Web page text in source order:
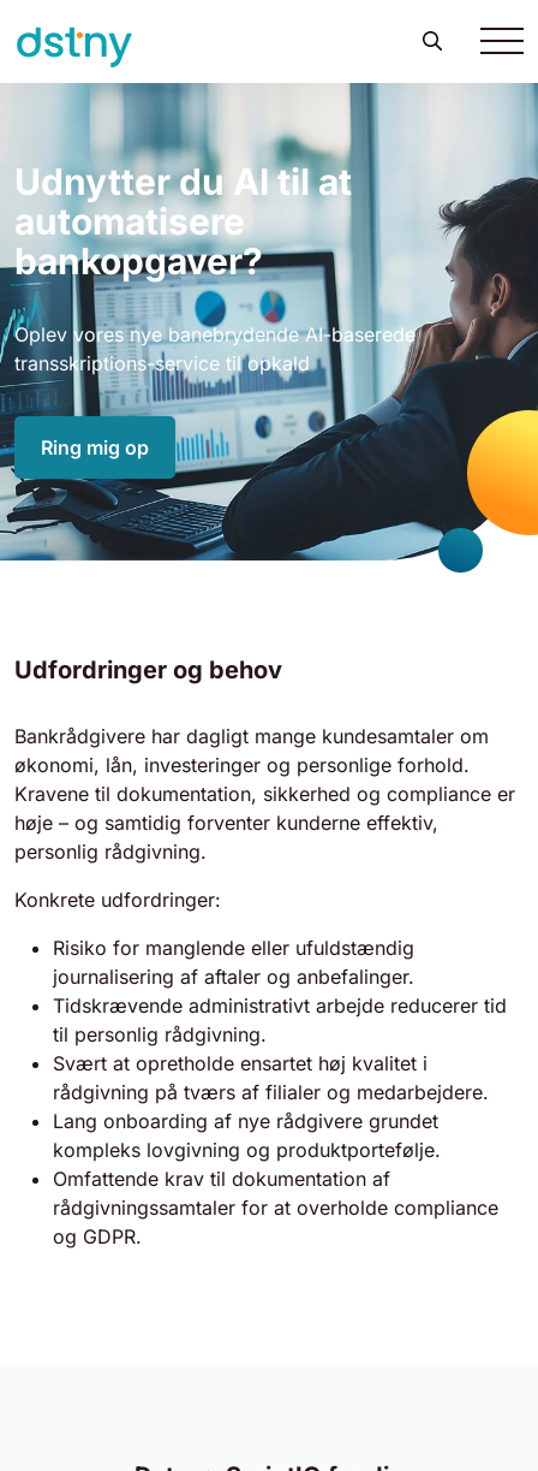
Udnytter du AI til at
automatisere
bankopgaver?
Oplev vores nye banebrydende AI-baserede
transskriptions-service til opkald
Ring mig op
Udfordringer og behov
Bankrådgivere har dagligt mange kundesamtaler om
økonomi, lån, investeringer og personlige forhold.
Kravene til dokumentation, sikkerhed og compliance er
høje – og samtidig forventer kunderne effektiv,
personlig rådgivning.
Konkrete udfordringer:
Risiko for manglende eller ufuldstændig
journalisering af aftaler og anbefalinger.
Tidskrævende administrativt arbejde reducerer tid
til personlig rådgivning.
Svært at opretholde ensartet høj kvalitet i
rådgivning på tværs af filialer og medarbejdere.
Lang onboarding af nye rådgivere grundet
kompleks lovgivning og produktportefølje.
Omfattende krav til dokumentation af
rådgivningssamtaler for at overholde compliance
og GDPR.